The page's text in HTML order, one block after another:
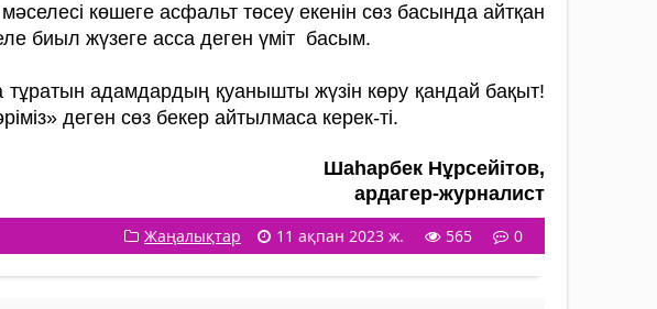
мәселесі кө­ше­­ге асфальт төсеу екенін сөз­ ба­сында айтқан
биыл жүзеге асса деген үміт басым.
тұратын адамдар­дың қуанышты жүзін көру қандай бақыт!
деген сөз бекер айтыл­маса керек-ті.
Шаһарбек Нұрсейітов,
ардагер-журналист
Жаңалықтар 11 ақпан 2023 ж. 565 0